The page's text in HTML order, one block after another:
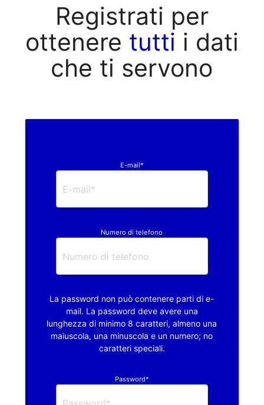
Registrati per
ottenere tutti i dati
che ti servono
E-mail*
Numero di telefono
La password non può contenere parti di e-
mail. La password deve avere una
lunghezza di minimo 8 caratteri, almeno una
maiuscola, una minuscola e un numero; no
caratteri speciali.
Password*